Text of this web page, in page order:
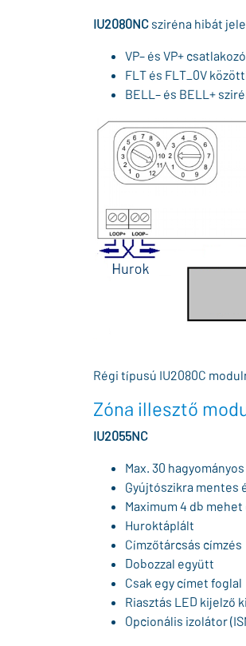
IU2080NC sziréna hibát
VP– és VP+
FLT és FLT_0V
BELL– és BELL+
Régi típusú IU2080C
Zóna illesztő
IU2055NC
Max. 30
Gyújtószikra mentes
Maximum 4 db
Huroktáplált
Címzőtárcsás címzés
Dobozzal együtt
Csak egy címet foglal
Riasztás LED kijelző
Opcionális izolátor